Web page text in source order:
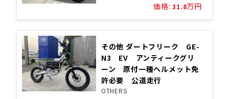
価格: 31.8万円
その他 ダートフリーク GE-
N3 EV アンティークグリ
ーン 原付一種ヘルメット免
許必要 公道走行
OTHERS